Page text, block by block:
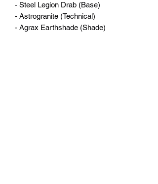
- Steel Legion Drab (Base)
- Astrogranite (Technical)
- Agrax Earthshade (Shade)